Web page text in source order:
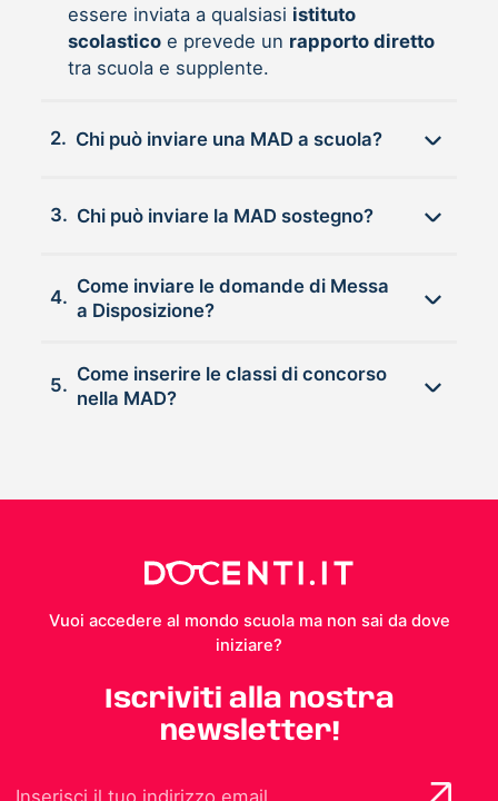
essere inviata a qualsiasi istituto
scolasticoe prevede un rapporto diretto
tra scuola e supplente.
2. Chi può inviare una MAD a scuola?
3. Chi può inviare la MAD sostegno?
4.
Come inviare le domande di Messa
a Disposizione?
5.
Come inserire le classi di concorso
nella MAD?
Vuoi accedere al mondo scuola ma non sai da dove
iniziare?
Iscriviti alla nostra
newsletter!